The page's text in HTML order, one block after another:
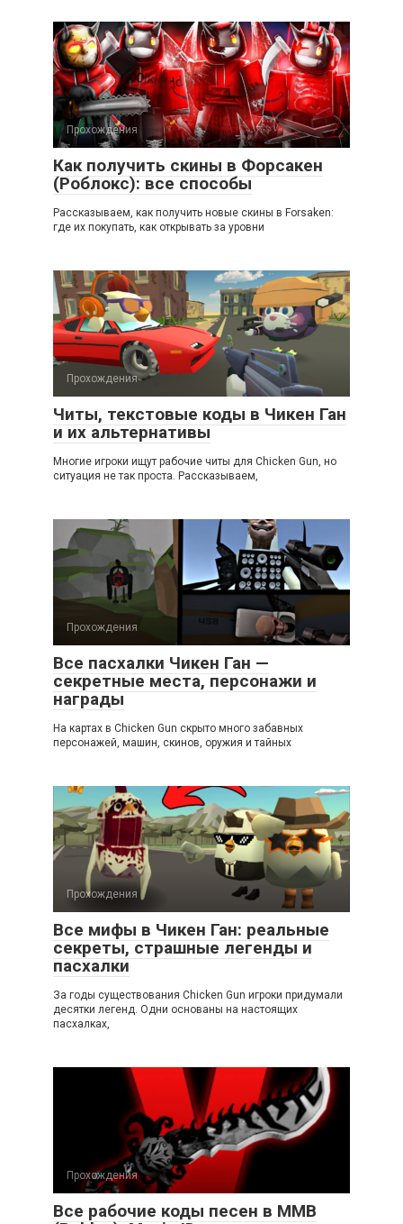
Прохождения
Как получить скины в Форсакен
(Роблокс): все способы
Рассказываем, как получить новые скины в Forsaken:
где их покупать, как открывать за уровни
Прохождения
Читы, текстовые коды в Чикен Ган
и их альтернативы
Многие игроки ищут рабочие читы для Chicken Gun, но
ситуация не так проста. Рассказываем,
Прохождения
Все пасхалки Чикен Ган —
секретные места, персонажи и
награды
На картах в Chicken Gun скрыто много забавных
персонажей, машин, скинов, оружия и тайных
Прохождения
Все мифы в Чикен Ган: реальные
секреты, страшные легенды и
пасхалки
За годы существования Chicken Gun игроки придумали
десятки легенд. Одни основаны на настоящих
пасхалках,
Прохождения
Все рабочие коды песен в ММВ